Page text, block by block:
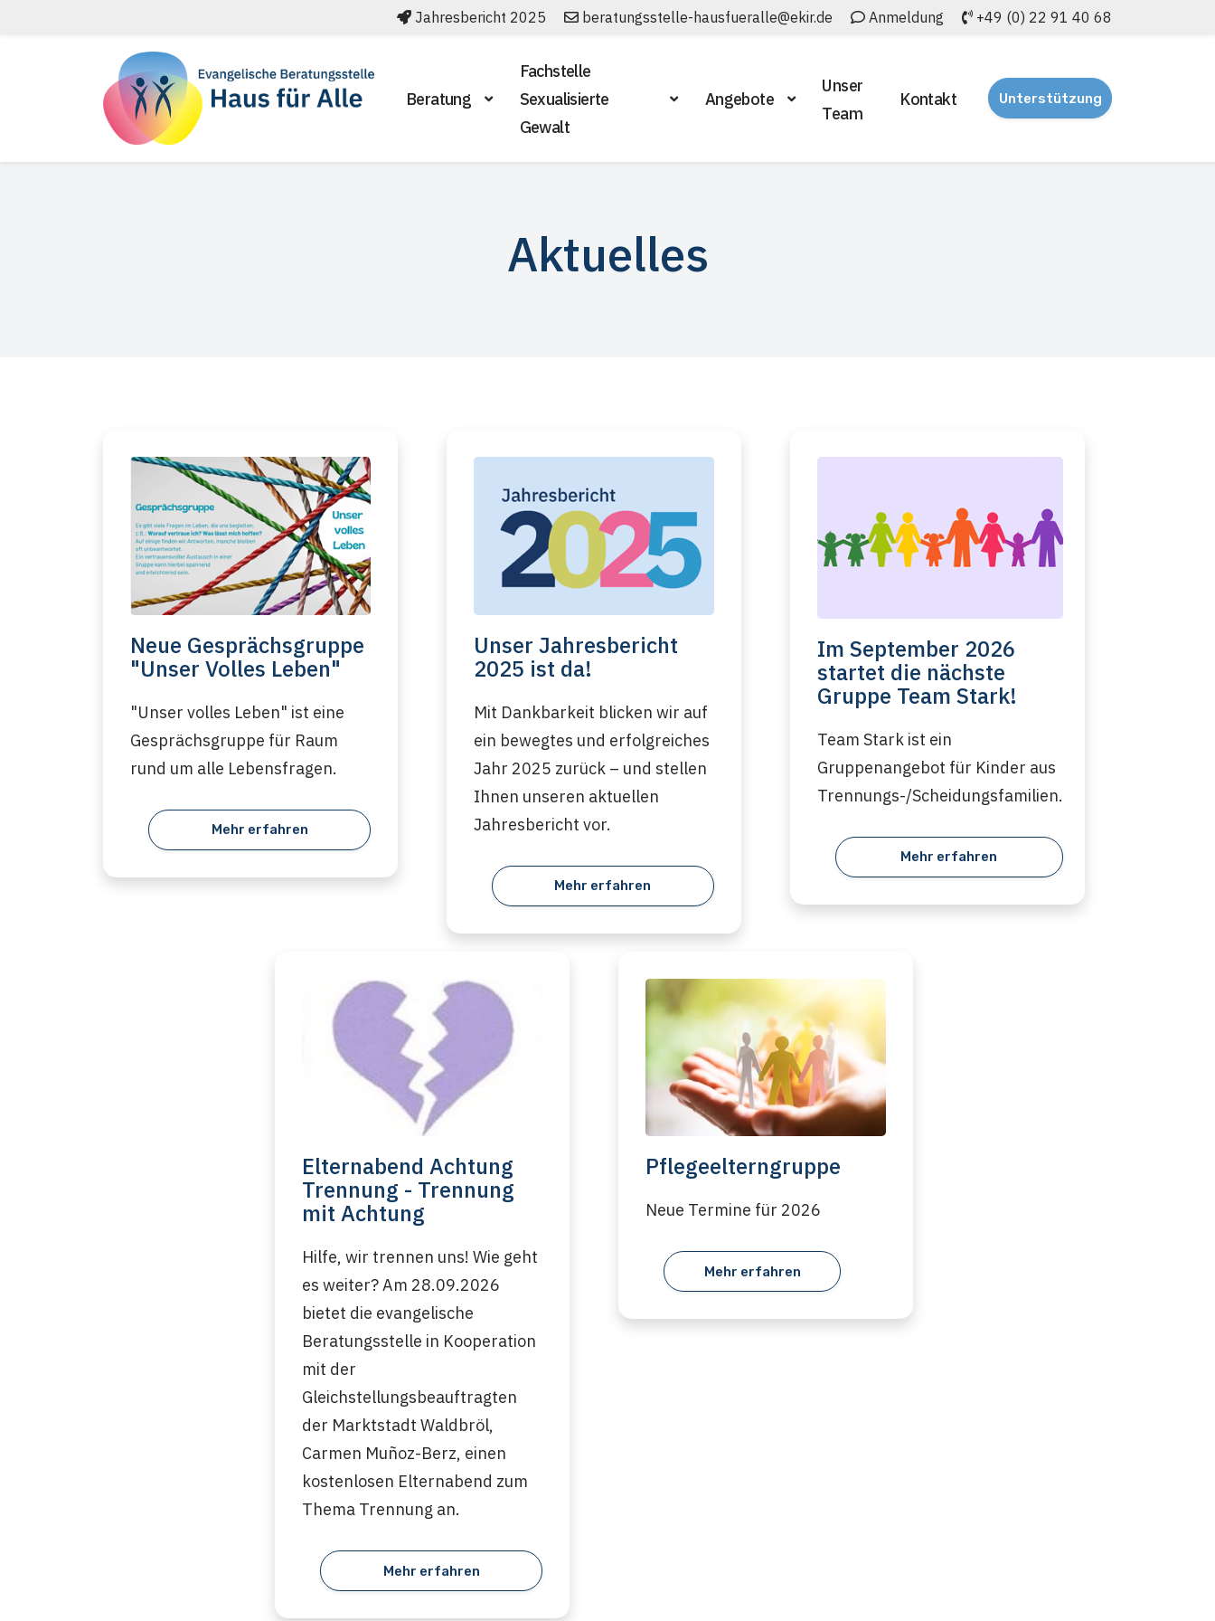
Jahresbericht 2025 beratungsstelle-hausfueralle@ekir.de Anmeldung +49 (0) 22 91 40 68
Beratung
Fachstelle
Sexualisierte
Gewalt
Angebote
Unser
Team
Kontakt Unterstützung
Aktuelles
Neue Gesprächsgruppe
"Unser Volles Leben"
"Unser volles Leben" ist eine
Gesprächsgruppe für Raum
rund um alle Lebensfragen.
Mehr erfahren
Unser Jahresbericht
2025 ist da!
Mit Dankbarkeit blicken wir auf
ein bewegtes und erfolgreiches
Jahr 2025 zurück – und stellen
Ihnen unseren aktuellen
Jahresbericht vor.
Mehr erfahren
Im September 2026
startet die nächste
Gruppe Team Stark!
Team Stark ist ein
Gruppenangebot für Kinder aus
Trennungs-/Scheidungsfamilien.
Mehr erfahren
Elternabend Achtung
Trennung - Trennung
mit Achtung
Hilfe, wir trennen uns! Wie geht
es weiter? Am 28.09.2026
bietet die evangelische
Beratungsstelle in Kooperation
mit der
Gleichstellungsbeauftragten
der Marktstadt Waldbröl,
Carmen Muñoz-Berz, einen
kostenlosen Elternabend zum
Thema Trennung an.
Mehr erfahren
Pflegeelterngruppe
Neue Termine für 2026
Mehr erfahren